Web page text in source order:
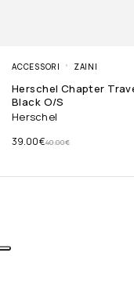
ACCESSORI ZAINI
Herschel Chapter
Black O/S
Herschel
40.00€
39.00€